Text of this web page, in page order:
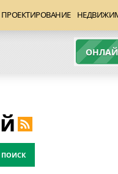
ПРОЕКТИРОВАНИЕ